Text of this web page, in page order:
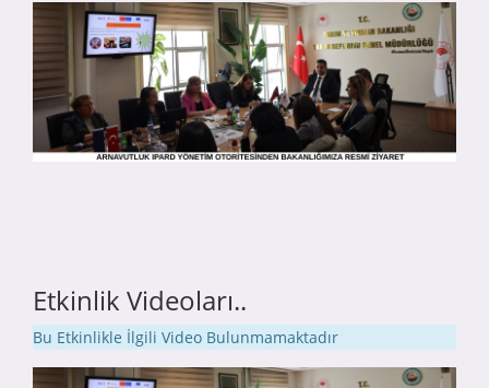
Etkinlik Videoları..
Bu Etkinlikle İlgili Video Bulunmamaktadır